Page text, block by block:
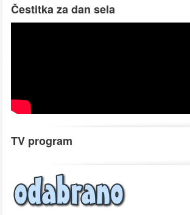
Čestitka za dan sela
TV program